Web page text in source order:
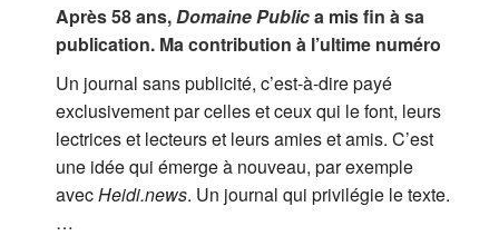
Après 58 ans,Domaine Publica mis fin à sa
publication. Ma contribution à l’ultime numéro
Un journal sans publicité, c’est-à-dire payé
exclusivement par celles et ceux qui le font, leurs
lectrices et lecteurs et leurs amies et amis. C’est
une idée qui émerge à nouveau, par exemple
avecHeidi.news. Un journal qui privilégie le texte.
…